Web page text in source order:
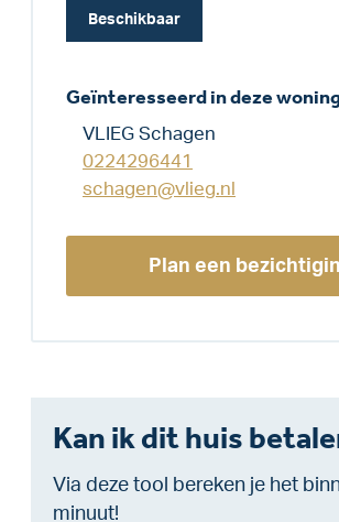
Beschikbaar
Geïnteresseerd in deze
VLIEG Schagen
0224296441
schagen@vlieg.nl
Plan een
Kan ik dit huis
Via deze tool bereken je het
minuut!